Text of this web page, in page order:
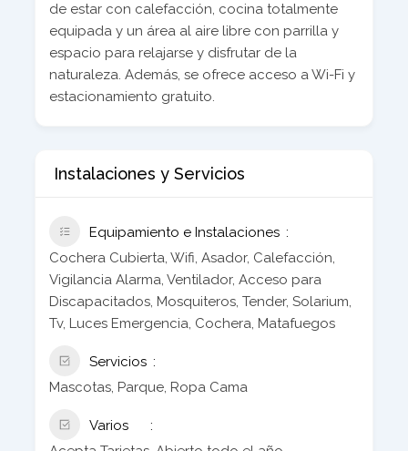
de estar con calefacción, cocina totalmente
equipada y un área al aire libre con parrilla y
espacio para relajarse y disfrutar de la
naturaleza. Además, se ofrece acceso a Wi-Fi y
estacionamiento gratuito.
Instalaciones y Servicios
Equipamiento e Instalaciones
Cochera Cubierta, Wifi, Asador, Calefacción,
Vigilancia Alarma, Ventilador, Acceso para
Discapacitados, Mosquiteros, Tender, Solarium,
Tv, Luces Emergencia, Cochera, Matafuegos
Servicios
Mascotas, Parque, Ropa Cama
Varios